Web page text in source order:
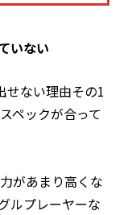
いない
せない理由その1
ペックが合って
があまり高くな
ルプレーヤーな